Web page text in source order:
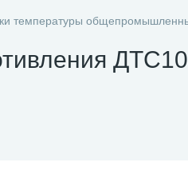
температуры